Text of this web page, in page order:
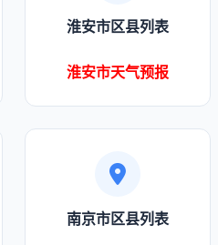
淮安市区县列表
淮安市天气预报
南京市区县列表